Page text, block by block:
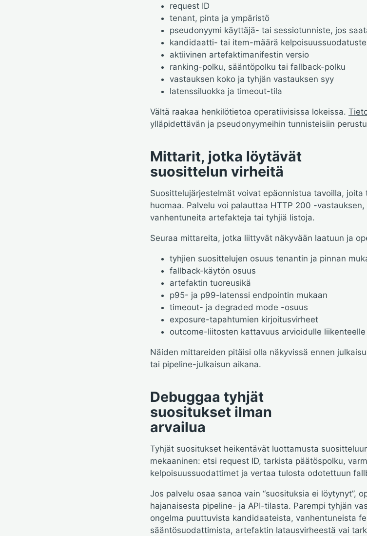
request ID
tenant, pinta ja ympäristö
pseudonyymi käyttäjä- tai sessiotunniste, jos
kandidaatti- tai item-määrä
aktiivinen artefaktimanifestin versio
ranking-polku, sääntöpolku tai fallback-polku
vastauksen koko ja tyhjän vastauksen syy
latenssiluokka ja timeout-tila
Vältä raakaa henkilötietoa operatiivisissa lokeissa.
ylläpidettävän ja pseudonyymeihin tunnisteisiin
Mittarit, jotka löytävät
suosittelun virheitä
Suosittelujärjestelmät voivat epäonnistua tavoilla,
huomaa. Palvelu voi palauttaa HTTP 200 -
vanhentuneita artefakteja tai tyhjiä listoja.
Seuraa mittareita, jotka liittyvät näkyvään laatuun ja
tyhjien suosittelujen osuus tenantin ja pinnan
fallback-käytön osuus
artefaktin tuoreusikä
p95- ja p99-latenssi endpointin mukaan
timeout- ja degraded mode -osuus
exposure-tapahtumien kirjoitusvirheet
outcome-liitosten kattavuus arvioidulle liikenteelle
Näiden mittareiden pitäisi olla näkyvissä ennen
tai pipeline-julkaisun aikana.
Debuggaa tyhjät
suositukset ilman
arvailua
Tyhjät suositukset heikentävät luottamusta
mekaaninen: etsi request ID, tarkista päätöspolku,
kelpoisuussuodattimet ja vertaa tulosta odotettuun
Jos palvelu osaa sanoa vain “suosituksia ei löytynyt”,
hajanaisesta pipeline- ja API-tilasta. Parempi tyhjän
ongelma puuttuvista kandidaateista, vanhentuneista
sääntösuodattimista, artefaktin latausvirheestä vai